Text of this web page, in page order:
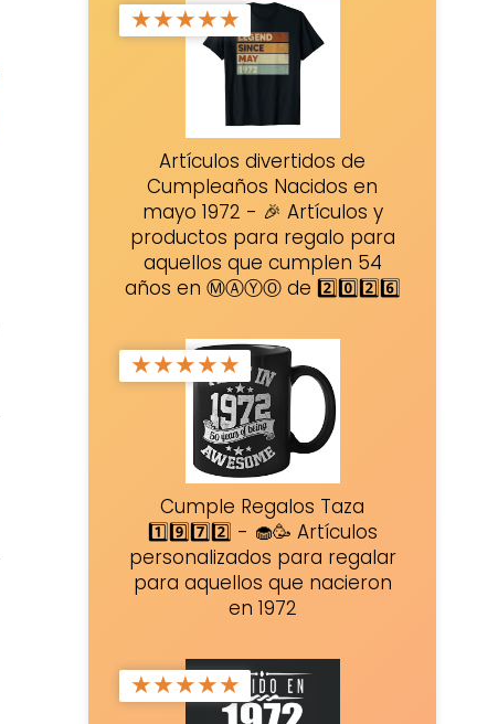
★★★★★
Artículos divertidos de
Cumpleaños Nacidos en
mayo 1972 - 🎉 Artículos y
productos para regalo para
aquellos que cumplen 54
años en ⓂⒶⓎⓄ de 2️⃣0️⃣2️⃣6️⃣
★★★★★
Cumple Regalos Taza
1️⃣9️⃣7️⃣2️⃣ - 🧁🥳 Artículos
personalizados para regalar
para aquellos que nacieron
en 1972
★★★★★